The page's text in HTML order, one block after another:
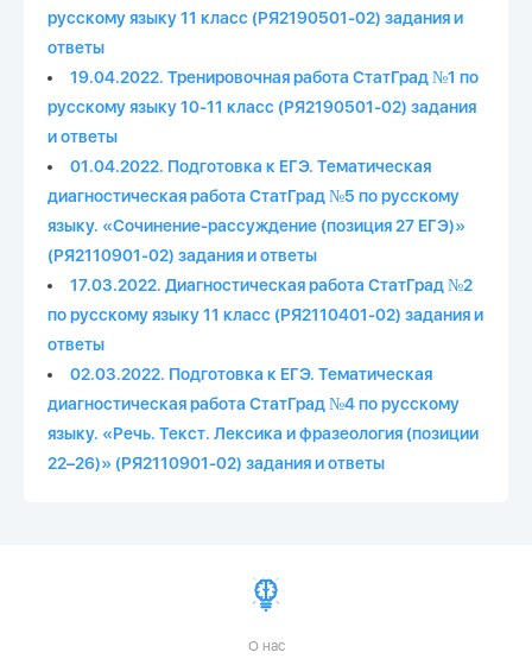
русскому языку 11 класс (РЯ2190501-02) задания и
ответы
19.04.2022. Тренировочная работа СтатГрад №1 по
русскому языку 10-11 класс (РЯ2190501-02) задания
и ответы
01.04.2022. Подготовка к ЕГЭ. Тематическая
диагностическая работа СтатГрад №5 по русскому
языку. «Сочинение-рассуждение (позиция 27 ЕГЭ)»
(РЯ2110901-02) задания и ответы
17.03.2022. Диагностическая работа СтатГрад №2
по русскому языку 11 класс (РЯ2110401-02) задания и
ответы
02.03.2022. Подготовка к ЕГЭ. Тематическая
диагностическая работа СтатГрад №4 по русскому
языку. «Речь. Текст. Лексика и фразеология (позиции
22–26)» (РЯ2110901-02) задания и ответы
О нас